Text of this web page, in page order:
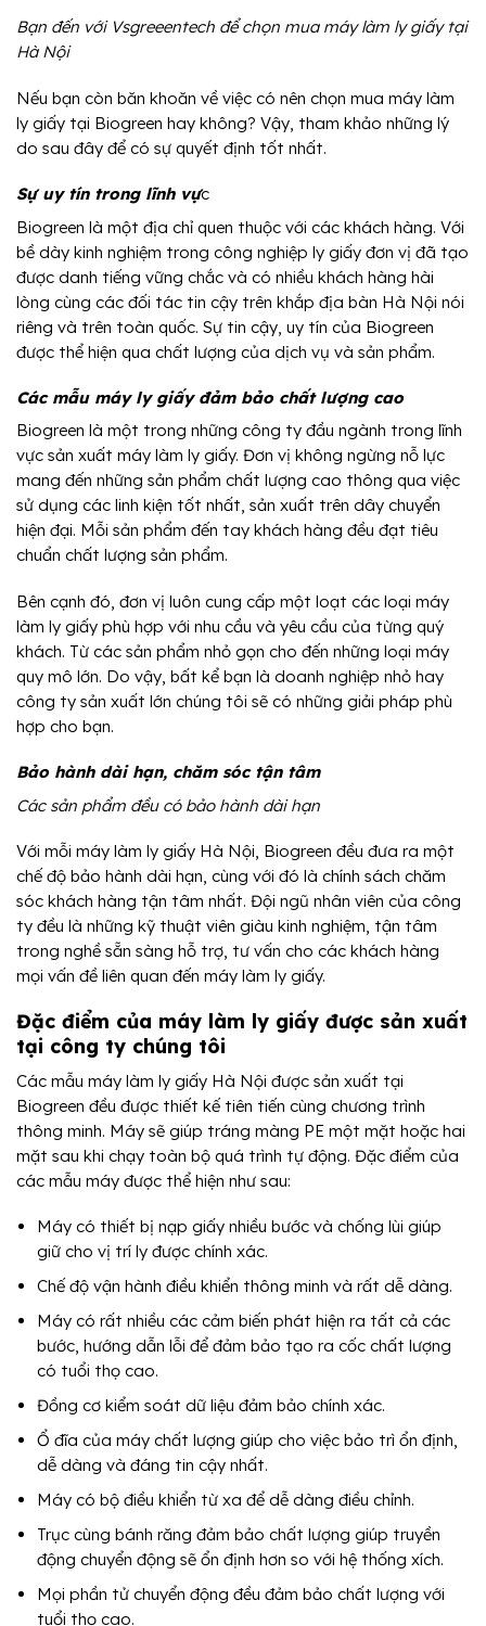
Bạn đến với Vsgreeentech để chọn mua máy làm ly giấy tại
Hà Nội
Nếu bạn còn băn khoăn về việc có nên chọn mua máy làm
ly giấy tại Biogreen hay không? Vậy, tham khảo những lý
do sau đây để có sự quyết định tốt nhất.
Sự uy tín trong lĩnh vực
Biogreen là một địa chỉ quen thuộc với các khách hàng. Với
bề dày kinh nghiệm trong công nghiệp ly giấy đơn vị đã tạo
được danh tiếng vững chắc và có nhiều khách hàng hài
lòng cùng các đối tác tin cậy trên khắp địa bàn Hà Nội nói
riêng và trên toàn quốc. Sự tin cậy, uy tín của Biogreen
được thể hiện qua chất lượng của dịch vụ và sản phẩm.
Các mẫu máy ly giấy đảm bảo chất lượng cao
Biogreen là một trong những công ty đầu ngành trong lĩnh
vực sản xuất máy làm ly giấy. Đơn vị không ngừng nỗ lực
mang đến những sản phẩm chất lượng cao thông qua việc
sử dụng các linh kiện tốt nhất, sản xuất trên dây chuyển
hiện đại. Mỗi sản phẩm đến tay khách hàng đều đạt tiêu
chuẩn chất lượng sản phẩm.
Bên cạnh đó, đơn vị luôn cung cấp một loạt các loại máy
làm ly giấy phù hợp với nhu cầu và yêu cầu của từng quý
khách. Từ các sản phẩm nhỏ gọn cho đến những loại máy
quy mô lớn. Do vậy, bất kể bạn là doanh nghiệp nhỏ hay
công ty sản xuất lớn chúng tôi sẽ có những giải pháp phù
hợp cho bạn.
Bảo hành dài hạn, chăm sóc tận tâm
Các sản phẩm đều có bảo hành dài hạn
Với mỗi máy làm ly giấy Hà Nội, Biogreen đều đưa ra một
chế độ bảo hành dài hạn, cùng với đó là chính sách chăm
sóc khách hàng tận tâm nhất. Đội ngũ nhân viên của công
ty đều là những kỹ thuật viên giàu kinh nghiệm, tận tâm
trong nghề sẵn sàng hỗ trợ, tư vấn cho các khách hàng
mọi vấn đề liên quan đến máy làm ly giấy.
Đặc điểm của máy làm ly giấy được sản xuất
tại công ty chúng tôi
Các mẫu máy làm ly giấy Hà Nội được sản xuất tại
Biogreen đều được thiết kế tiên tiến cùng chương trình
thông minh. Máy sẽ giúp tráng màng PE một mặt hoặc hai
mặt sau khi chạy toàn bộ quá trình tự động. Đặc điểm của
các mẫu máy được thể hiện như sau:
Máy có thiết bị nạp giấy nhiều bước và chống lùi giúp
giữ cho vị trí ly được chính xác.
Chế độ vận hành điều khiển thông minh và rất dễ dàng.
Máy có rất nhiều các cảm biến phát hiện ra tất cả các
bước, hướng dẫn lỗi để đảm bảo tạo ra cốc chất lượng
có tuổi thọ cao.
Đồng cơ kiểm soát dữ liệu đảm bảo chính xác.
Ổ đĩa của máy chất lượng giúp cho việc bảo trì ổn định,
dễ dàng và đáng tin cậy nhất.
Máy có bộ điều khiển từ xa để dễ dàng điều chỉnh.
Trục cùng bánh răng đảm bảo chất lượng giúp truyền
động chuyển động sẽ ổn định hơn so với hệ thống xích.
Mọi phần tử chuyển động đều đảm bảo chất lượng với
tuổi thọ cao.